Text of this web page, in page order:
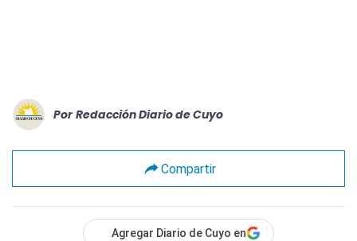
Por Redacción Diario de Cuyo
Compartir
Agregar Diario de Cuyo en